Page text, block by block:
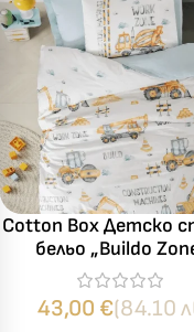
Cotton Box Детско
бельо „Buildo
Ranforce – 100%
ранфорс – 3 части
единично легло
43,00 €(84.10